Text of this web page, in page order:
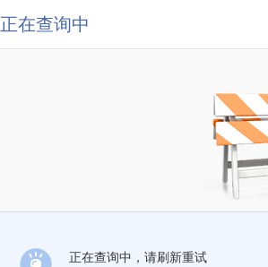
正在查询中
正在查询中，请刷新重试